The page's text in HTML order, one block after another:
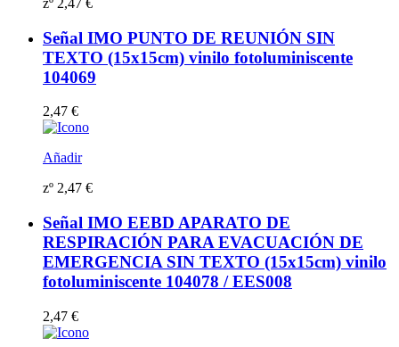
zº 2,47 €
Señal IMO PUNTO DE REUNIÓN SIN
TEXTO (15x15cm) vinilo fotoluminiscente
104069
2,47 €
Añadir
zº 2,47 €
Señal IMO EEBD APARATO DE
RESPIRACIÓN PARA EVACUACIÓN DE
EMERGENCIA SIN TEXTO (15x15cm) vinilo
fotoluminiscente 104078 / EES008
2,47 €